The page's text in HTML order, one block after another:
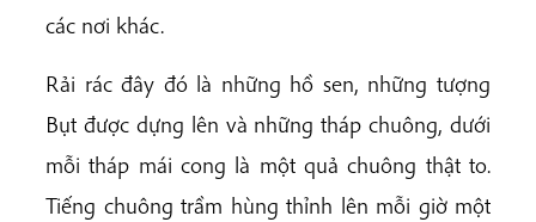
các nơi khác.
Rải rác đây đó là những hồ sen, những tượng
Bụt được dựng lên và những tháp chuông, dưới
mỗi tháp mái cong là một quả chuông thật to.
Tiếng chuông trầm hùng thỉnh lên mỗi giờ một